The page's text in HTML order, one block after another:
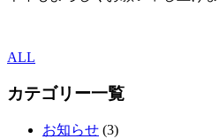
ALL
カテゴリー一覧
お知らせ (3)